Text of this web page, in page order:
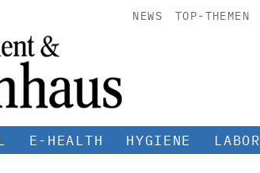
NEWS TOP-THEMEN
E-HEALTH HYGIENE LABOR